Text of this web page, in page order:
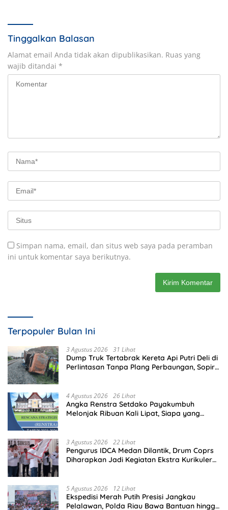
Tinggalkan Balasan
Alamat email Anda tidak akan dipublikasikan. Ruas yang
wajib ditandai *
Simpan nama, email, dan situs web saya pada peramban
ini untuk komentar saya berikutnya.
Terpopuler Bulan Ini
3 Agustus 2026 31 Lihat
Dump Truk Tertabrak Kereta Api Putri Deli di
Perlintasan Tanpa Plang Perbaungan, Sopir
4 Agustus 2026 26 Lihat
Angka Renstra Setdako Payakumbuh
Melonjak Ribuan Kali Lipat, Siapa yang
3 Agustus 2026 22 Lihat
Pengurus IDCA Medan Dilantik, Drum Coprs
Diharapkan Jadi Kegiatan Ekstra Kurikuler
5 Agustus 2026 12 Lihat
Ekspedisi Merah Putih Presisi Jangkau
Pelalawan, Polda Riau Bawa Bantuan hingga